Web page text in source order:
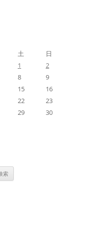
土
日
1
2
8
9
15
16
22
23
29
30